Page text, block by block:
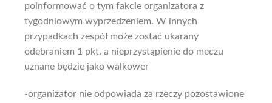
poinformować o tym fakcie organizatora z
tygodniowym wyprzedzeniem. W innych
przypadkach zespół może zostać ukarany
odebraniem 1 pkt. a nieprzystąpienie do meczu
uznane będzie jako walkower
-organizator nie odpowiada za rzeczy pozostawione